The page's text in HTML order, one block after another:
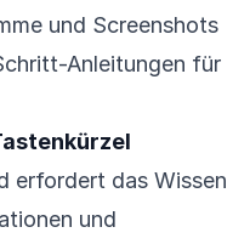
und Screenshots
Anleitungen für
erfordert das Wissen
und